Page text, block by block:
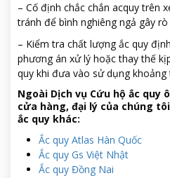
– Cố định chắc chắn acquy trên
tránh để bình nghiêng ngả gây
– Kiểm tra chất lượng ắc quy
phương án xử lý hoặc thay thế
quy khi đưa vào sử dụng khoảng
Ngoài Dịch vụ Cứu hộ ắc quy
cửa hàng, đại lý của chúng
ắc quy khác:
Ắc quy Atlas Hàn Quốc
Ắc quy Gs Việt Nhật
Ắc quy Đồng Nai